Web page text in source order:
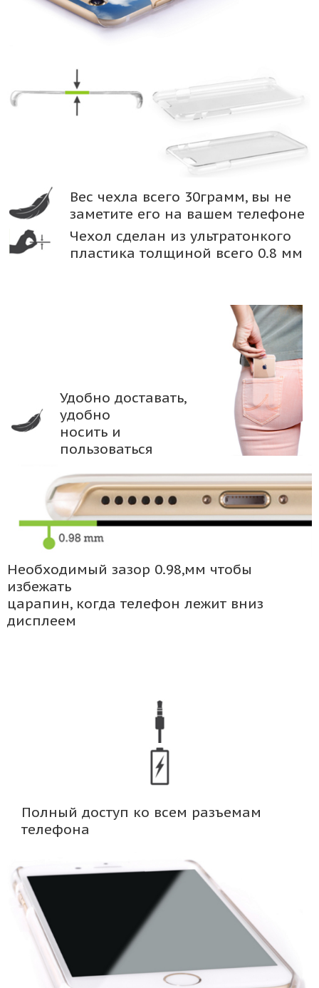
Вес чехла всего 30грамм, вы не
заметите его на вашем телефоне
Чехол сделан из ультратонкого
пластика толщиной всего 0.8 мм
Удобно доставать,
удобно
носить и
пользоваться
Необходимый зазор 0.98,мм чтобы
избежать
царапин, когда телефон лежит вниз
дисплеем
Полный доступ ко всем разъемам
телефона